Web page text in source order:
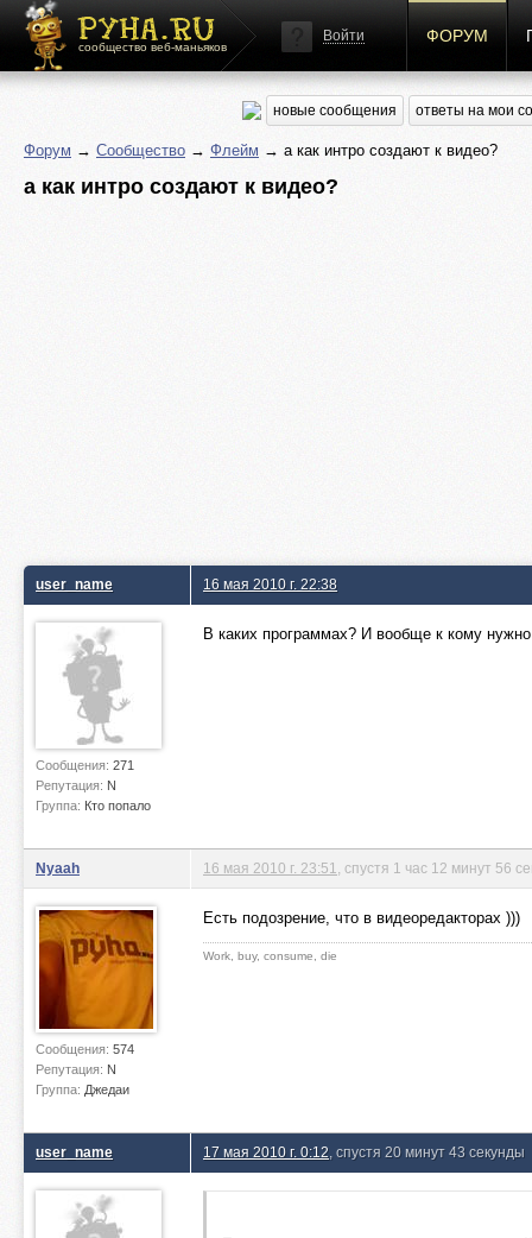
сообщество веб-маньяков
Войти ФОРУМ
новые сообщения ответы на мои
Форум → Сообщество → Флейм → а как интро создают к видео?
а как интро создают к видео?
user_name
Сообщения: 271
Репутация: N
Группа: Кто попало
16 мая 2010 г. 22:38
В каких программах? И вообще к кому
Nyaah
Сообщения: 574
Репутация: N
Группа: Джедаи
16 мая 2010 г. 23:51 , спустя 1 час 12 минут 56
Есть подозрение, что в видеоредакторах )))
Work, buy, consume, die
user_name 17 мая 2010 г. 0:12 , спустя 20 минут 43 секунды